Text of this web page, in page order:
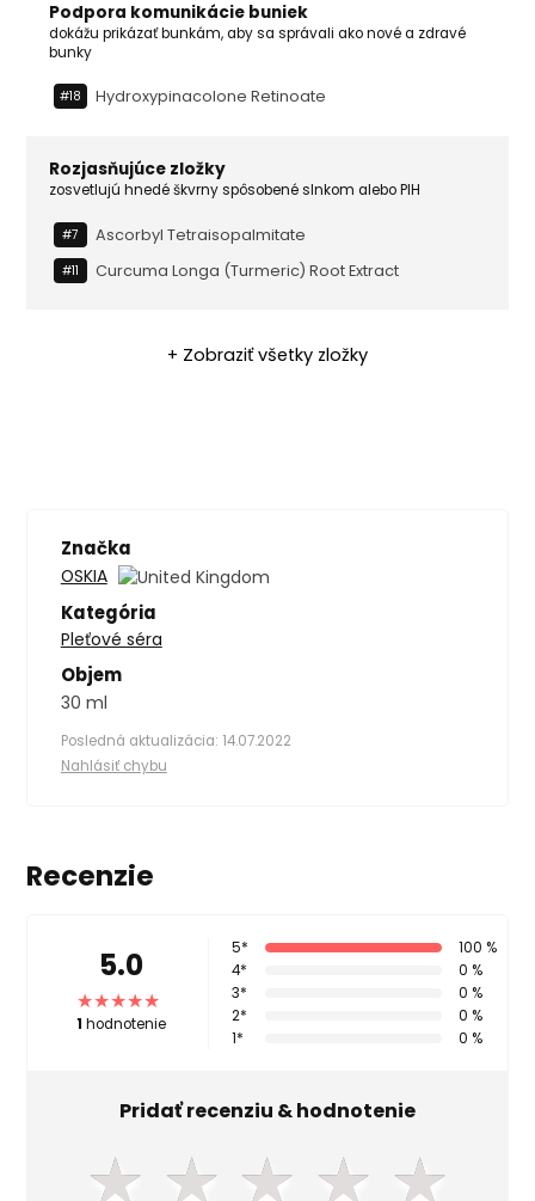
Podpora komunikácie buniek
dokážu prikázať bunkám, aby sa správali ako nové a zdravé
bunky
#18 Hydroxypinacolone Retinoate
Rozjasňujúce zložky
zosvetlujú hnedé škvrny spôsobené slnkom alebo PIH
#7 Ascorbyl Tetraisopalmitate
#11 Curcuma Longa (turmeric) Root Extract
+ Zobraziť všetky zložky
Značka
OSKIA
Kategória
Pleťové séra
Objem
30 ml
Posledná aktualizácia: 14.07.2022
Nahlásiť chybu
Recenzie
5.0
1 hodnotenie
5*
100 %
4*
0 %
3*
0 %
2*
0 %
1*
0 %
Pridať recenziu & hodnotenie
★ ★ ★ ★ ★